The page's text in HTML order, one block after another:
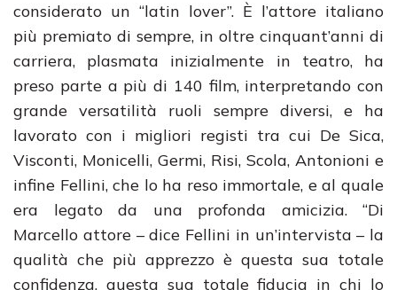
considerato un “latin lover”. È l’attore italiano
più premiato di sempre, in oltre cinquant’anni di
carriera, plasmata inizialmente in teatro, ha
preso parte a più di 140 film, interpretando con
grande versatilità ruoli sempre diversi, e ha
lavorato con i migliori registi tra cui De Sica,
Visconti, Monicelli, Germi, Risi, Scola, Antonioni e
infine Fellini, che lo ha reso immortale, e al quale
era legato da una profonda amicizia. “Di
Marcello attore – dice Fellini in un’intervista – la
qualità che più apprezzo è questa sua totale
confidenza, questa sua totale fiducia in chi lo